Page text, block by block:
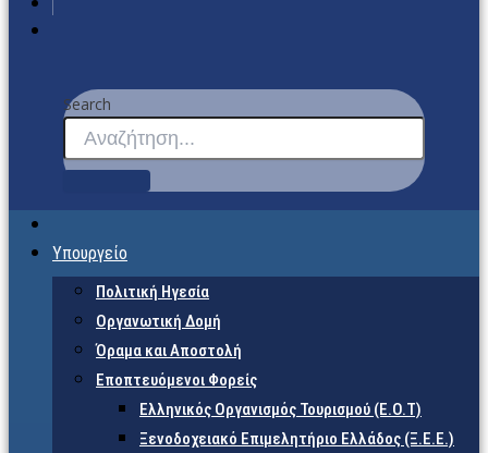
Search
Υπουργείο
Πολιτική Ηγεσία
Οργανωτική Δομή
Όραμα και Αποστολή
Εποπτευόμενοι Φορείς
Eλληνικός Οργανισμός Τουρισμού (Ε.Ο.Τ)
Ξενοδοχειακό Επιμελητήριο Ελλάδος (Ξ.Ε.Ε.)